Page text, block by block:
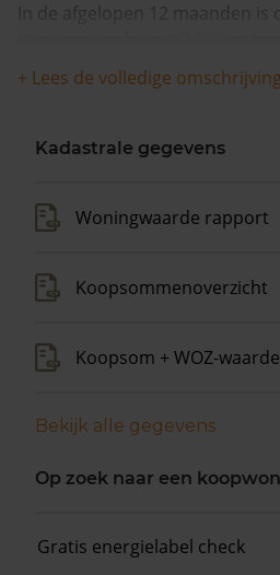
In de afgelopen 12 maanden is
+ Lees de volledige omschrijving
Kadastrale gegevens
Woningwaarde rapport
Koopsommenoverzicht
Koopsom + WOZ-waarde
Bekijk alle gegevens
Op zoek naar een
Gratis energielabel check